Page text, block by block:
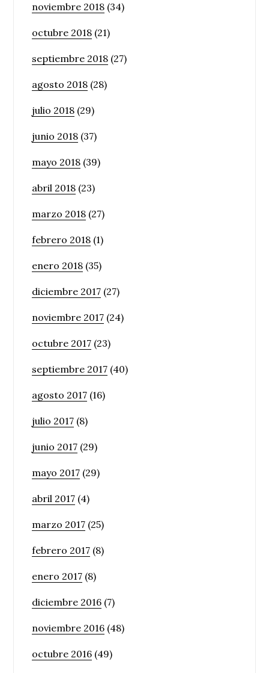
noviembre 2018 (34)
octubre 2018 (21)
septiembre 2018 (27)
agosto 2018 (28)
julio 2018 (29)
junio 2018 (37)
mayo 2018 (39)
abril 2018 (23)
marzo 2018 (27)
febrero 2018 (1)
enero 2018 (35)
diciembre 2017 (27)
noviembre 2017 (24)
octubre 2017 (23)
septiembre 2017 (40)
agosto 2017 (16)
julio 2017 (8)
junio 2017 (29)
mayo 2017 (29)
abril 2017 (4)
marzo 2017 (25)
febrero 2017 (8)
enero 2017 (8)
diciembre 2016 (7)
noviembre 2016 (48)
octubre 2016 (49)